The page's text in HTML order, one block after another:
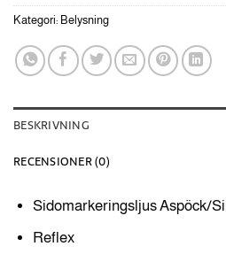
Kategori: Belysning
BESKRIVNING
RECENSIONER (0)
Sidomarkeringsljus Aspöck/
Reflex